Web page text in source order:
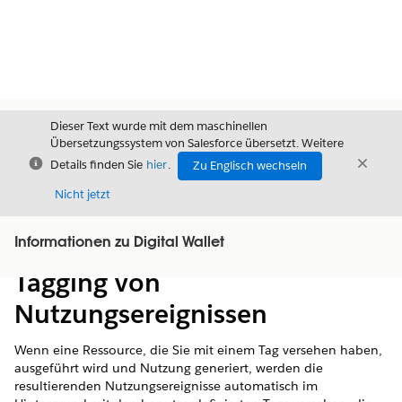
Schließen
Dieser Text wurde mit dem maschinellen
Übersetzungssystem von Salesforce übersetzt. Weitere
Details finden Sie hier.
Zu Englisch wechseln
Nicht jetzt
Informationen zu Digital Wallet
Inhalt anzeigen
Inhalt
Tagging von
Nutzungsereignissen
Wenn eine Ressource, die Sie mit einem Tag versehen haben,
ausgeführt wird und Nutzung generiert, werden die
resultierenden Nutzungsereignisse automatisch im